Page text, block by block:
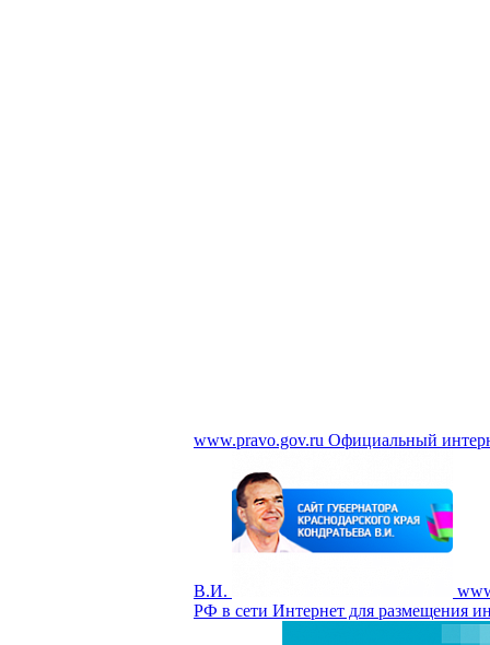
www.pravo.gov.ru Официальный
В.И.
РФ в сети Интернет для размещения